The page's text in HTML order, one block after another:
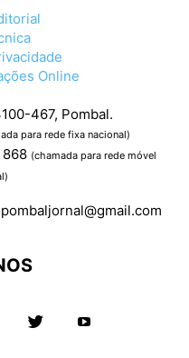
Online
467, Pombal.
para rede fixa nacional)
868 (chamada para rede móvel
pombaljornal@gmail.com